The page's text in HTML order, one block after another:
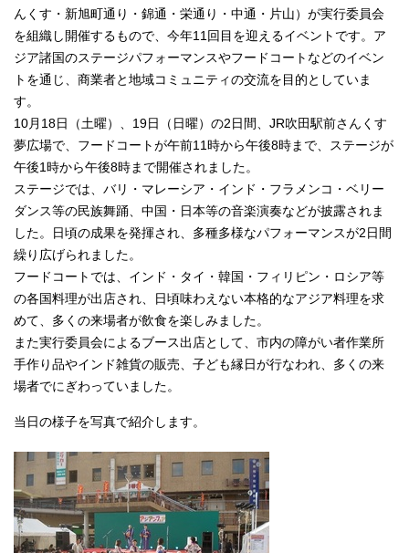
んくす・新旭町通り・錦通・栄通り・中通・片山）が実行委員会
を組織し開催するもので、今年11回目を迎えるイベントです。ア
ジア諸国のステージパフォーマンスやフードコートなどのイベン
トを通じ、商業者と地域コミュニティの交流を目的としていま
す。
10月18日（土曜）、19日（日曜）の2日間、JR吹田駅前さんくす
夢広場で、フードコートが午前11時から午後8時まで、ステージが
午後1時から午後8時まで開催されました。
ステージでは、バリ・マレーシア・インド・フラメンコ・ベリー
ダンス等の民族舞踊、中国・日本等の音楽演奏などが披露されま
した。日頃の成果を発揮され、多種多様なパフォーマンスが2日間
繰り広げられました。
フードコートでは、インド・タイ・韓国・フィリピン・ロシア等
の各国料理が出店され、日頃味わえない本格的なアジア料理を求
めて、多くの来場者が飲食を楽しみました。
また実行委員会によるブース出店として、市内の障がい者作業所
手作り品やインド雑貨の販売、子ども縁日が行なわれ、多くの来
場者でにぎわっていました。
当日の様子を写真で紹介します。